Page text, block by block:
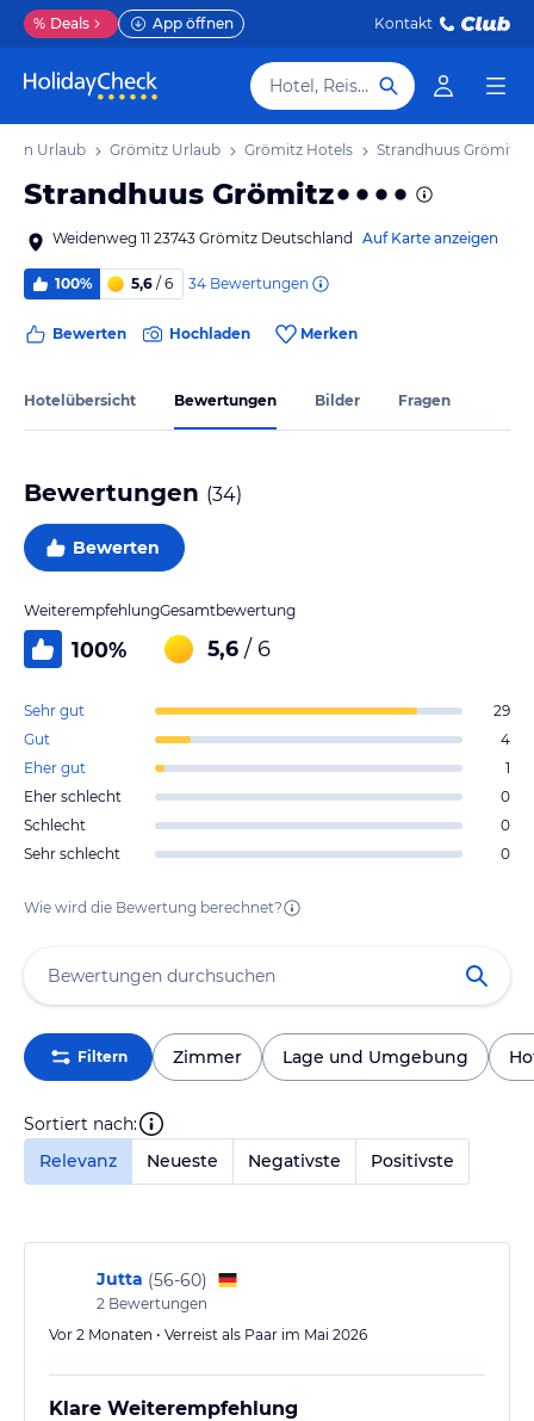
% Deals App öffnen Kontakt
Hotel, Reiseziel
Urlaub Grömitz Urlaub Grömitz Hotels Strandhuus Grömitz
Strandhuus Grömitz
Weidenweg 11 23743 Grömitz Deutschland Auf Karte anzeigen
100% 5,6 / 6 34 Bewertungen
Bewerten Hochladen Merken
Hotelübersicht Bewertungen Bilder Fragen
Bewertungen (34)
Bewerten
Weiterempfehlung
100%
Gesamtbewertung
5,6 / 6
Sehr gut
29
Gut
4
Eher gut
1
Eher schlecht
0
Schlecht
0
Sehr schlecht
0
Wie wird die Bewertung berechnet?
Filtern Zimmer Lage und Umgebung
Sortiert nach:
Relevanz
Neueste Negativste Positivste
Jutta (56-60)
2 Bewertungen
Vor 2 Monaten • Verreist als Paar im Mai 2026
Klare Weiterempfehlung